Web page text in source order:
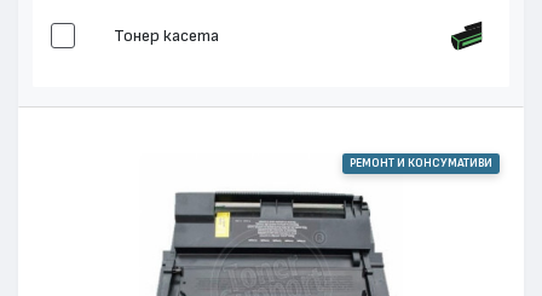
Тонер касета
РЕМОНТ И КОНСУМАТИВИ